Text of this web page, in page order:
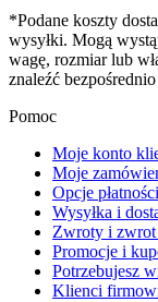
*Podane koszty
wysyłki. Mogą
wagę, rozmiar lub
znaleźć
Pomoc
Moje konto
Moje
Opcje płatności
Wysyłka i
Zwroty i
Promocje i
Potrzebujesz
Klienci